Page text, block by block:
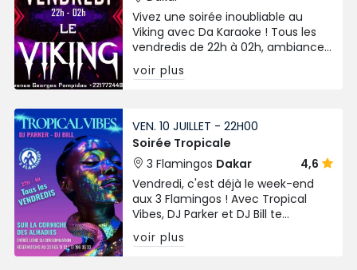
Vivez une soirée inoubliable au
Viking avec Da Karaoke ! Tous les
vendredis de 22h à 02h, ambiance
musicale, convivialité et fun au
rendez-vous sur l’Avenue Georges
voir plus
VEN. 10 JUILLET - 22H00
Soirée Tropicale
3 Flamingos Dakar
4,6
Vendredi, c'est déjà le week-end
aux 3 Flamingos ! Avec Tropical
Vibes, DJ Parker et DJ Bill te
préparent une nuit où la bonne
musique et la bonne humeur sont
voir plus